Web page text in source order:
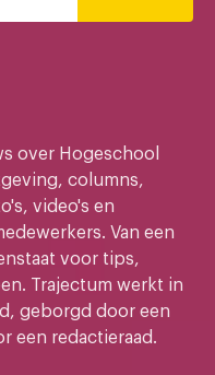
over Hogeschool
columns,
video's en
Van een
voor tips,
Trajectum werkt in
geborgd door een
een redactieraad.